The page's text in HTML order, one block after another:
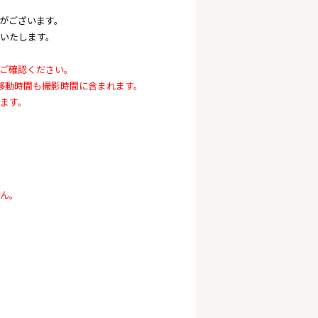
ございます。
たします。
認ください。
時間も撮影時間に含まれます。
。
。